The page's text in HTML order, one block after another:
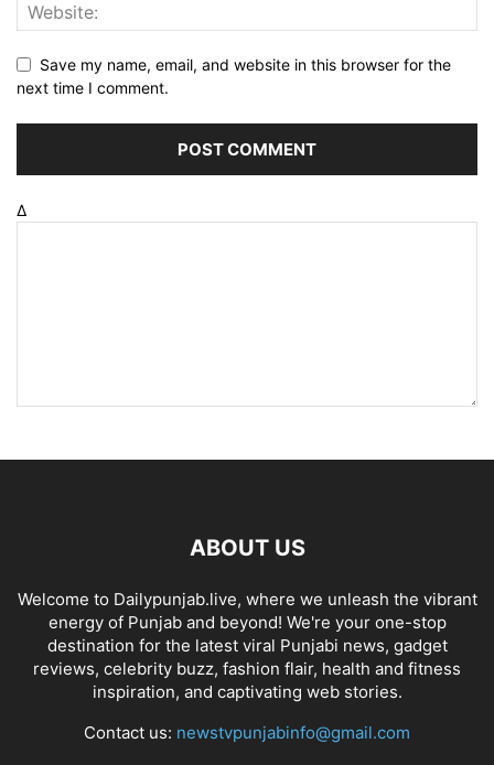
Save my name, email, and website in this browser for the
next time I comment.
Δ
ABOUT US
Welcome to Dailypunjab.live, where we unleash the vibrant
energy of Punjab and beyond! We're your one-stop
destination for the latest viral Punjabi news, gadget
reviews, celebrity buzz, fashion flair, health and fitness
inspiration, and captivating web stories.
Contact us: newstvpunjabinfo@gmail.com